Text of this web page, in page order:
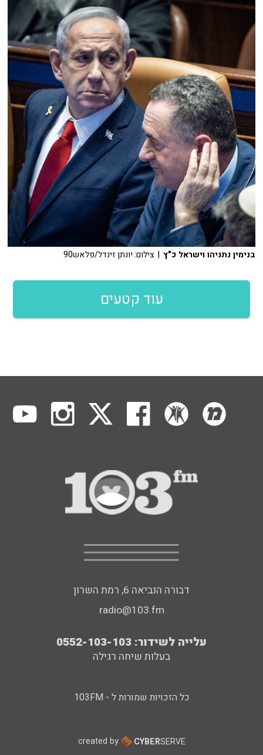
בנימין נתניהו וישראל כ"ץ | צילום: יונתן זינדל/פלאש90
עוד קטעים
דבורה הנביאה 6, רמת השרון
radio@103.fm
עלייה לשידור: 0552-103-103
בעלות שיחה רגילה
כל הזכויות שמורות ל - 103FM
created by CYBERSERVE